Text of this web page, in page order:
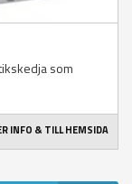
som
INFO & TILL HEMSIDA